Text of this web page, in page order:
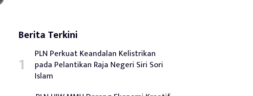
Berita Terkini
PLN Perkuat Keandalan Kelistrikan
pada Pelantikan Raja Negeri Siri Sori
Islam